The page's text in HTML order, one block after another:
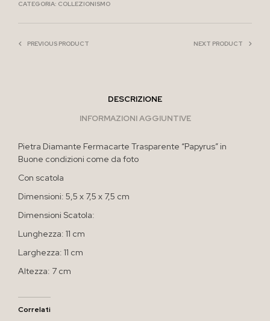
CATEGORIA: COLLEZIONISMO
PREVIOUS PRODUCT NEXT PRODUCT
DESCRIZIONE
INFORMAZIONI AGGIUNTIVE
Pietra Diamante Fermacarte Trasparente “Papyrus” in
Buone condizioni come da foto
Con scatola
Dimensioni: 5,5 x 7,5 x 7,5 cm
Dimensioni Scatola:
Lunghezza: 11 cm
Larghezza: 11 cm
Altezza: 7 cm
Correlati